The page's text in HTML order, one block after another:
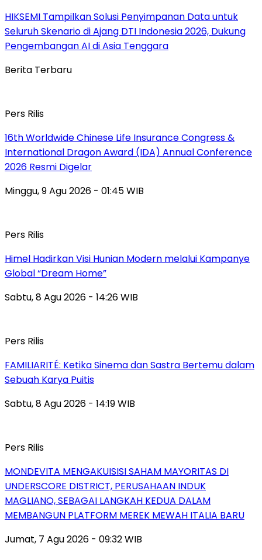
HIKSEMI Tampilkan Solusi Penyimpanan Data untuk
Seluruh Skenario di Ajang DTI Indonesia 2026, Dukung
Pengembangan AI di Asia Tenggara
Berita Terbaru
Pers Rilis
16th Worldwide Chinese Life Insurance Congress &
International Dragon Award (IDA) Annual Conference
2026 Resmi Digelar
Minggu, 9 Agu 2026 - 01:45 WIB
Pers Rilis
Himel Hadirkan Visi Hunian Modern melalui Kampanye
Global “Dream Home”
Sabtu, 8 Agu 2026 - 14:26 WIB
Pers Rilis
FAMILIARITÉ: Ketika Sinema dan Sastra Bertemu dalam
Sebuah Karya Puitis
Sabtu, 8 Agu 2026 - 14:19 WIB
Pers Rilis
MONDEVITA MENGAKUISISI SAHAM MAYORITAS DI
UNDERSCORE DISTRICT, PERUSAHAAN INDUK
MAGLIANO, SEBAGAI LANGKAH KEDUA DALAM
MEMBANGUN PLATFORM MEREK MEWAH ITALIA BARU
Jumat, 7 Agu 2026 - 09:32 WIB